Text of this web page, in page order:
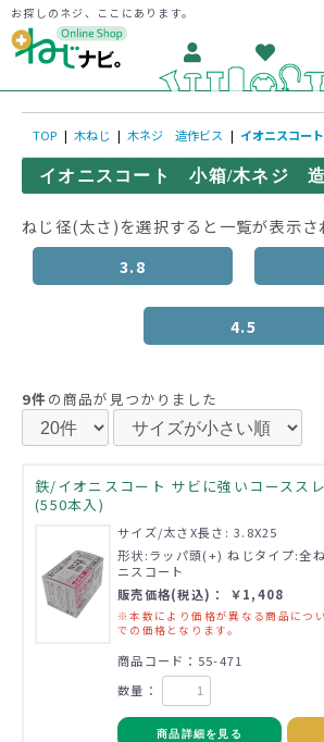
お探しのネジ、ここにあります。
TOP | 木ねじ | 木ネジ 造作ビス | イオニスコー
イオニスコート 小箱/木ネジ
ねじ径(太さ)を選択すると一覧が表示さ
3.8
4.5
9件の商品が見つかりました
鉄/イオニスコート サビに強いコースス
(550本入)
サイズ/太さX長さ: 3.8X25
形状:ラッパ頭(+) ねじタイプ:全
ニスコート
販売価格(税込)： ￥1,408
※本数により価格が異なる商品につ
での価格となります。
商品コード：55-471
数量：
商品詳細を見る